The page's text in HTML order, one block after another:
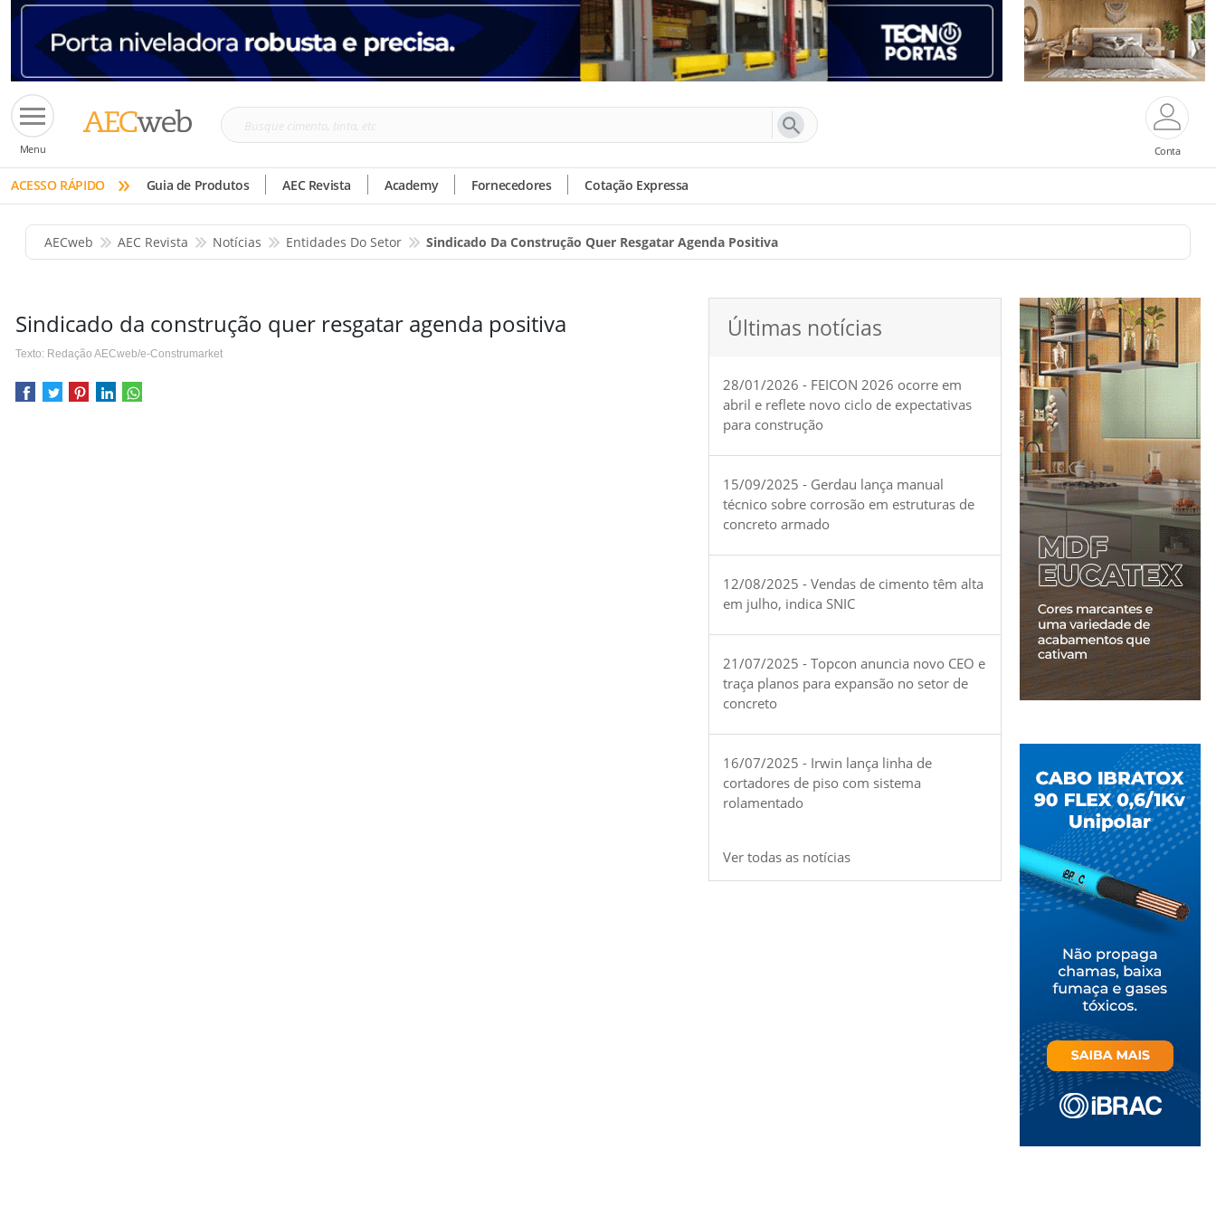
Menu
Busque
tinta,
etc
Conta
ACESSO RÁPIDO » Guia de Produtos AEC Revista Academy Fornecedores Cotação Expressa
AECweb AEC Revista Notícias Entidades Do Setor Sindicado Da Construção Quer Resgatar Agenda Positiva
Sindicado da construção quer resgatar agenda positiva
Texto: Redação AECweb/e-Construmarket
Últimas notícias
28/01/2026 - FEICON 2026 ocorre em
abril e reflete novo ciclo de expectativas
para construção
15/09/2025 - Gerdau lança manual
técnico sobre corrosão em estruturas de
concreto armado
12/08/2025 - Vendas de cimento têm alta
em julho, indica SNIC
21/07/2025 - Topcon anuncia novo CEO e
traça planos para expansão no setor de
concreto
16/07/2025 - Irwin lança linha de
cortadores de piso com sistema
rolamentado
Ver todas as notícias